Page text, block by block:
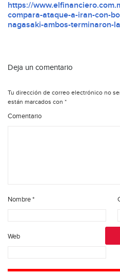
https://
compara-ataque-a-iran-con-
nagasaki-ambos-terminaron-
Deja un comentario
Tu dirección de correo electrónico no
están marcados con *
Comentario
Nombre*
Web